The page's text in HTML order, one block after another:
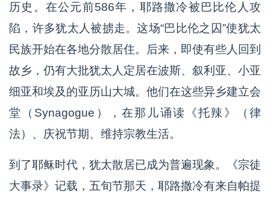
历史。在公元前586年，耶路撒冷被巴比伦人攻
陷，许多犹太人被掳走。这场“巴比伦之囚”使犹太
民族开始在各地分散居住。后来，即使有些人回到
故乡，仍有大批犹太人定居在波斯、叙利亚、小亚
细亚和埃及的亚历山大城。他们在这些异乡建立会
堂（Synagogue），在那儿诵读《托辣》（律
法）、庆祝节期、维持宗教生活。
到了耶稣时代，犹太散居已成为普遍现象。《宗徒
大事录》记载，五旬节那天，耶路撒冷有来自帕提